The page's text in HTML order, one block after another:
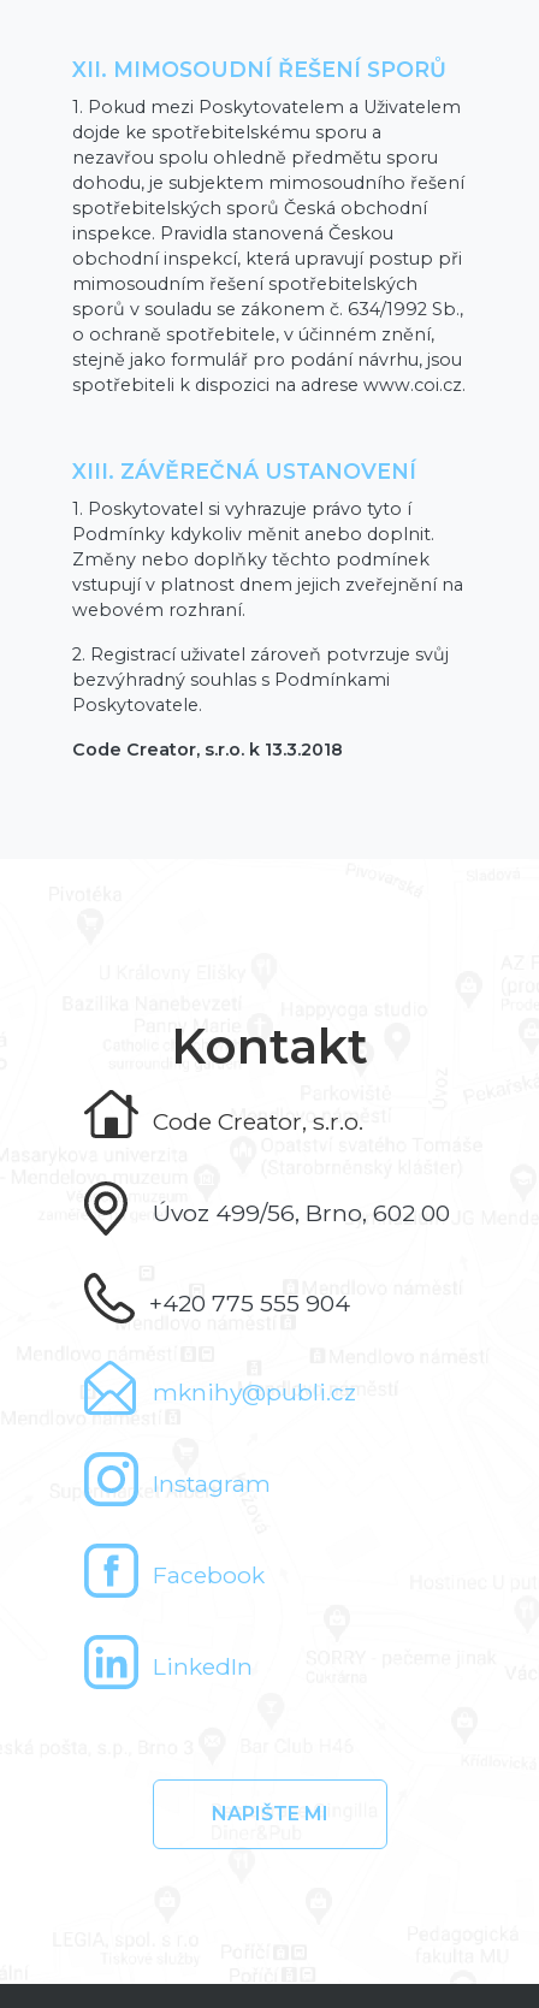
XII. MIMOSOUDNÍ ŘEŠENÍ SPORŮ
1. Pokud mezi Poskytovatelem a Uživatelem
dojde ke spotřebitelskému sporu a
nezavřou spolu ohledně předmětu sporu
dohodu, je subjektem mimosoudního řešení
spotřebitelských sporů Česká obchodní
inspekce. Pravidla stanovená Českou
obchodní inspekcí, která upravují postup při
mimosoudním řešení spotřebitelských
sporů v souladu se zákonem č. 634/1992 Sb.,
o ochraně spotřebitele, v účinném znění,
stejně jako formulář pro podání návrhu, jsou
spotřebiteli k dispozici na adrese www.coi.cz.
XIII. ZÁVĚREČNÁ USTANOVENÍ
1. Poskytovatel si vyhrazuje právo tyto í
Podmínky kdykoliv měnit anebo doplnit.
Změny nebo doplňky těchto podmínek
vstupují v platnost dnem jejich zveřejnění na
webovém rozhraní.
2. Registrací uživatel zároveň potvrzuje svůj
bezvýhradný souhlas s Podmínkami
Poskytovatele.
Code Creator, s.r.o. k 13.3.2018
Kontakt
Code Creator, s.r.o.
Úvoz 499/56, Brno, 602 00
+420 775 555 904
mknihy@publi.cz
Instagram
Facebook
LinkedIn
NAPIŠTE MI